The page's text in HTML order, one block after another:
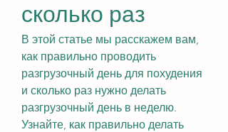
сколько раз
В этой статье мы расскажем вам,
как правильно проводить
разгрузочный день для похудения
и сколько раз нужно делать
разгрузочный день в неделю.
Узнайте, как правильно делать